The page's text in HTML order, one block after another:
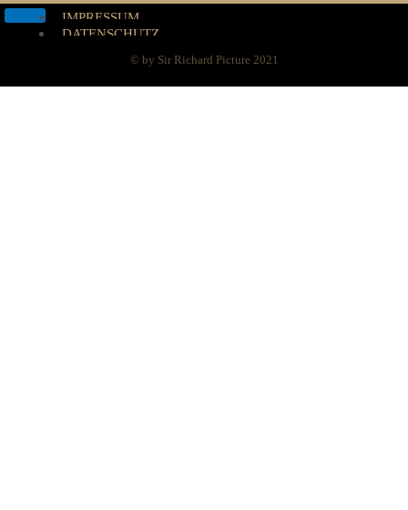
IMPRESSUM
DATENSCHUTZ
WIDERRUF
© by Sir Richard Picture 2021